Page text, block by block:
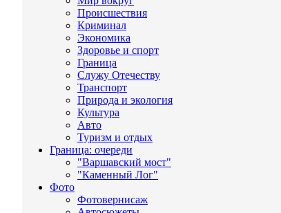
Происшествия
Криминал
Экономика
Здоровье и спорт
Граница
Служу Отечеству
Транспорт
Природа и экология
Культура
Авто
Туризм и отдых
Граница: очереди
"Варшавский мост"
"Каменный Лог"
Фото
Фотовернисаж